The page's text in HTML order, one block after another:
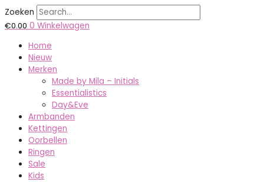
Zoeken
€0.00 0 Winkelwagen
Home
Nieuw
Merken
Made by Mila – Initials
Essentialistics
Day&Eve
Armbanden
Kettingen
Oorbellen
Ringen
Sale
Kids